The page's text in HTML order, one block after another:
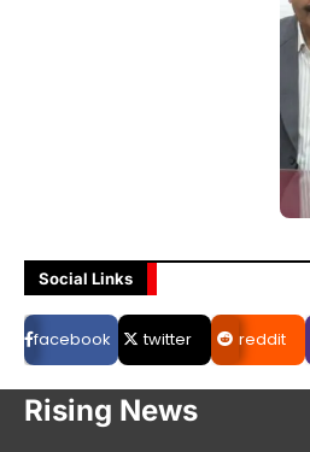
Social Links
facebook twitter reddit
Rising News